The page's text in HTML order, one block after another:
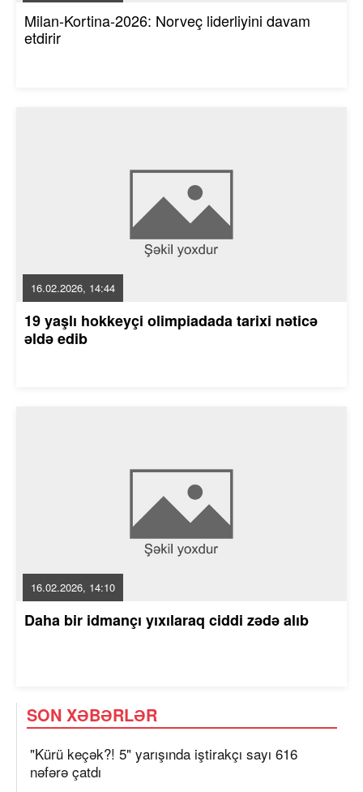
Milan-Kortina-2026: Norveç liderliyini davam
etdirir
16.02.2026, 14:44
19 yaşlı hokkeyçi olimpiadada tarixi nəticə
əldə edib
16.02.2026, 14:10
Daha bir idmançı yıxılaraq ciddi zədə alıb
SON XƏBƏRLƏR
"Kürü keçək?! 5" yarışında iştirakçı sayı 616
nəfərə çatdı